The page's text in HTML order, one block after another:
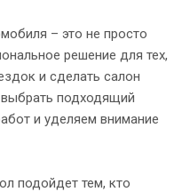
– это не просто
решение для тех,
и сделать салон
подходящий
и уделяем внимание
подойдет тем, кто